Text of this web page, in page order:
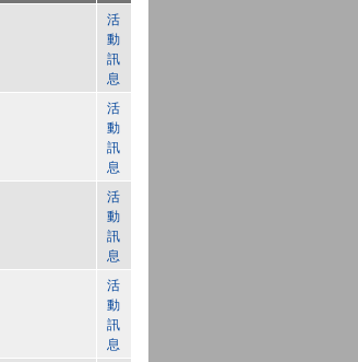
活
動
訊
息
活
動
訊
息
活
動
訊
息
活
動
訊
息